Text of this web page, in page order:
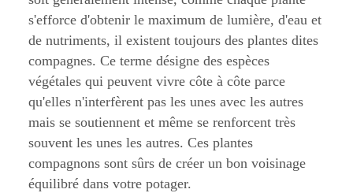
s'efforce d'obtenir le maximum de lumière, d'eau et
de nutriments, il existent toujours des plantes dites
compagnes. Ce terme désigne des espèces
végétales qui peuvent vivre côte à côte parce
qu'elles n'interfèrent pas les unes avec les autres
mais se soutiennent et même se renforcent très
souvent les unes les autres. Ces plantes
compagnons sont sûrs de créer un bon voisinage
équilibré dans votre potager.